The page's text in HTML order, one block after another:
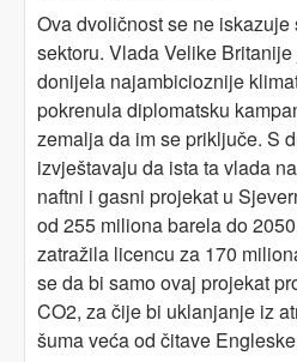
Ova dvoličnost se ne iskazuje
sektoru. Vlada Velike
donijela najambicioznije
pokrenula diplomatsku
zemalja da im se priključe. S
izvještavaju da ista ta vlada
naftni i gasni projekat u
od 255 miliona barela do
zatražila licencu za 170
se da bi samo ovaj projekat
CO2, za čije bi uklanjanje iz
šuma veća od čitave